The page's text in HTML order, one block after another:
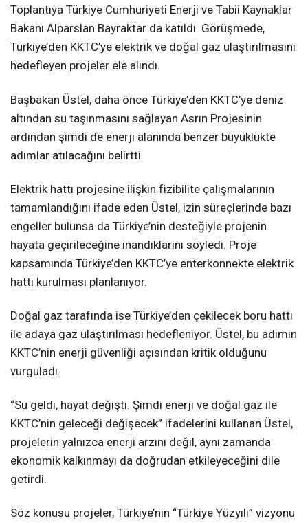
Toplantıya Türkiye Cumhuriyeti Enerji ve Tabii Kaynaklar
Bakanı Alparslan Bayraktar da katıldı. Görüşmede,
Türkiye’den KKTC’ye elektrik ve doğal gaz ulaştırılmasını
hedefleyen projeler ele alındı.
Başbakan Üstel, daha önce Türkiye’den KKTC’ye deniz
altından su taşınmasını sağlayan Asrın Projesinin
ardından şimdi de enerji alanında benzer büyüklükte
adımlar atılacağını belirtti.
Elektrik hattı projesine ilişkin fizibilite çalışmalarının
tamamlandığını ifade eden Üstel, izin süreçlerinde bazı
engeller bulunsa da Türkiye’nin desteğiyle projenin
hayata geçirileceğine inandıklarını söyledi. Proje
kapsamında Türkiye’den KKTC’ye enterkonnekte elektrik
hattı kurulması planlanıyor.
Doğal gaz tarafında ise Türkiye’den çekilecek boru hattı
ile adaya gaz ulaştırılması hedefleniyor. Üstel, bu adımın
KKTC’nin enerji güvenliği açısından kritik olduğunu
vurguladı.
“Su geldi, hayat değişti. Şimdi enerji ve doğal gaz ile
KKTC’nin geleceği değişecek” ifadelerini kullanan Üstel,
projelerin yalnızca enerji arzını değil, aynı zamanda
ekonomik kalkınmayı da doğrudan etkileyeceğini dile
getirdi.
Söz konusu projeler, Türkiye’nin “Türkiye Yüzyılı” vizyonu